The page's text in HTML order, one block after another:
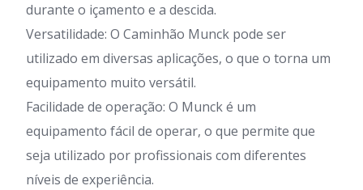
durante o içamento e a descida.
Versatilidade: O Caminhão Munck pode ser
utilizado em diversas aplicações, o que o torna um
equipamento muito versátil.
Facilidade de operação: O Munck é um
equipamento fácil de operar, o que permite que
seja utilizado por profissionais com diferentes
níveis de experiência.